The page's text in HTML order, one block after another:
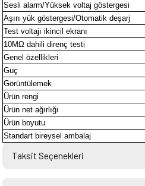
Sesli alarm/Yüksek voltaj göstergesi
Aşırı yük göstergesi/Otomatik deşarj
Test voltajı ikincil ekranı
10MΩ dahili direnç testi
Genel özellikleri
Güç
Görüntülemek
Ürün rengi
Ürün net ağırlığı
Ürün boyutu
Standart bireysel ambalaj
Taksit Seçenekleri